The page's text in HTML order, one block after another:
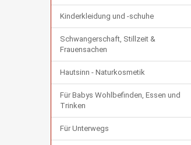
Kinderkleidung und -schuhe
Schwangerschaft, Stillzeit &
Frauensachen
Hautsinn - Naturkosmetik
Für Babys Wohlbefinden, Essen und
Trinken
Für Unterwegs